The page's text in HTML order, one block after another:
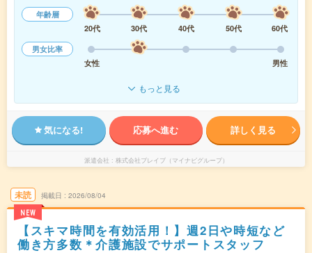
年齢層
20代
30代 40代 50代
60代
男女比率
女性
男性
もっと見る
気になる! 応募へ進む 詳しく見る
派遣会社 株式会社ブレイブ（マイナビグループ）
未読
NEW
掲載日 2026/08/04
【スキマ時間を有効活用！】週2日や時短など
働き方多数＊介護施設でサポートスタッフ